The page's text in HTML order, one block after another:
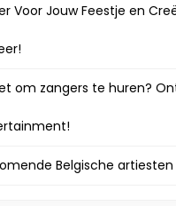
Voor Jouw Feestje en
om zangers te huren?
Belgische artiesten